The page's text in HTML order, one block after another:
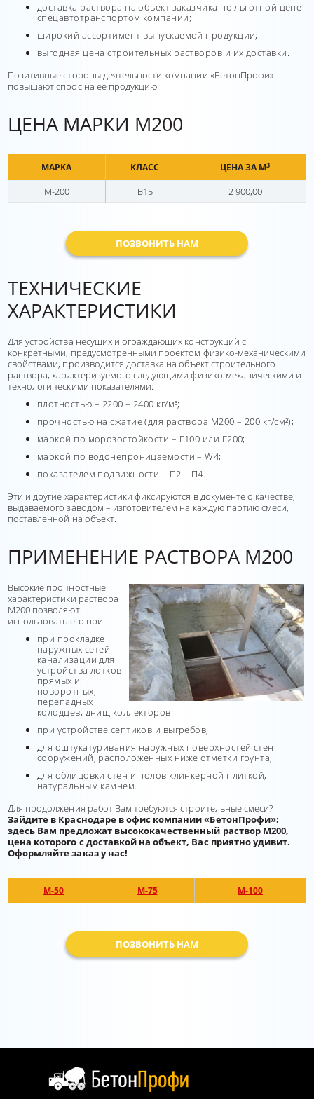
доставка раствора на объект заказчика по льготной цене
спецавтотранспортом компании;
широкий ассортимент выпускаемой продукции;
выгодная цена строительных растворов и их доставки.
Позитивные стороны деятельности компании «БетонПрофи»
повышают спрос на ее продукцию.
ЦЕНА МАРКИ М200
МАРКА КЛАСС ЦЕНА ЗА М3
М-200 В15 2 900,00
ПОЗВОНИТЬ НАМ
ТЕХНИЧЕСКИЕ
ХАРАКТЕРИСТИКИ
Для устройства несущих и ограждающих конструкций с
конкретными, предусмотренными проектом физико-механическими
свойствами, производится доставка на объект строительного
раствора, характеризуемого следующими физико-механическими и
технологическими показателями:
плотностью – 2200 – 2400 кг/м³;
прочностью на сжатие (для раствора М200 – 200 кг/см²);
маркой по морозостойкости – F100 или F200;
маркой по водонепроницаемости – W4;
показателем подвижности – П2 – П4.
Эти и другие характеристики фиксируются в документе о качестве,
выдаваемого заводом – изготовителем на каждую партию смеси,
поставленной на объект.
ПРИМЕНЕНИЕ РАСТВОРА М200
Высокие прочностные
характеристики раствора
М200 позволяют
использовать его при:
при прокладке
наружных сетей
канализации для
устройства лотков
прямых и
поворотных,
перепадных
колодцев, днищ коллекторов
при устройстве септиков и выгребов;
для оштукатуривания наружных поверхностей стен
сооружений, расположенных ниже отметки грунта;
для облицовки стен и полов клинкерной плиткой,
натуральным камнем.
Для продолжения работ Вам требуются строительные смеси?
Зайдите в Краснодаре в офис компании «БетонПрофи»:
здесь Вам предложат высококачественный раствор М200,
цена которого с доставкой на объект, Вас приятно удивит.
Оформляйте заказ у нас!
М-50 М-75 М-100
ПОЗВОНИТЬ НАМ